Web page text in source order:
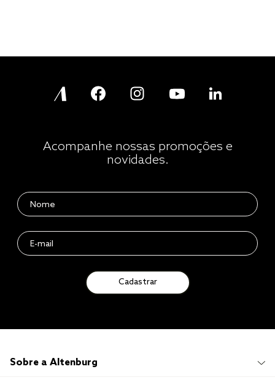
Acompanhe nossas promoções e
novidades.
Cadastrar
Sobre a Altenburg